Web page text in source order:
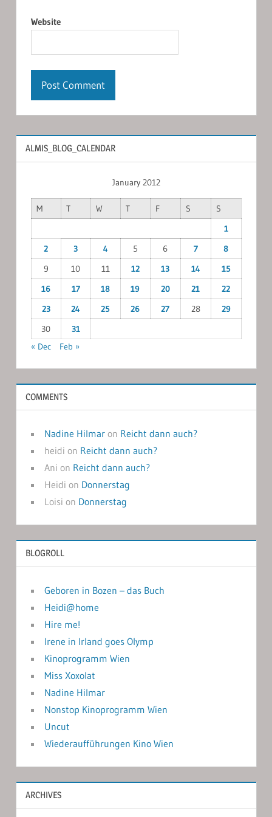
Website
ALMIS_BLOG_CALENDAR
January 2012
M T W T F S
S
1
2
3 4 5 6 7
8
9
10 11 12 13 14
15
16
17 18 19 20 21
22
23
24 25 26 27 28
29
30
31
« Dec
Feb »
COMMENTS
Nadine Hilmaron Reicht dann auch?
heidi on Reicht dann auch?
Ani on Reicht dann auch?
Heidi on Donnerstag
Loisi on Donnerstag
BLOGROLL
Geboren in Bozen – das Buch
Heidi@home
Hire me!
Irene in Irland goes Olymp
Kinoprogramm Wien
Miss Xoxolat
Nadine Hilmar
Nonstop Kinoprogramm Wien
Uncut
Wiederaufführungen Kino Wien
ARCHIVES